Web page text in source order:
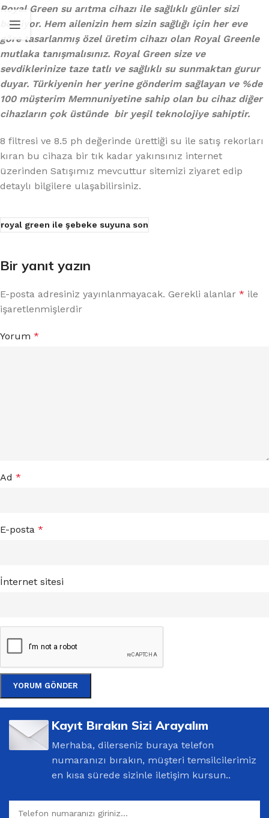
Royal Green su arıtma cihazı ile sağlıklı günler sizi
bekliyor. Hem ailenizin hem sizin sağlığı için her eve
göre tasarlanmış özel üretim cihazı olan Royal Greenle
mutlaka tanışmalısınız. Royal Green size ve
sevdiklerinize taze tatlı ve sağlıklı su sunmaktan gurur
duyar. Türkiyenin her yerine gönderim sağlayan ve %de
100 müşterim Memnuniyetine sahip olan bu cihaz diğer
cihazların çok üstünde bir yeşil teknolojiye sahiptir.
8 filtresi ve 8.5 ph değerinde ürettiği su ile satış rekorları
kıran bu cihaza bir tık kadar yakınsınız internet
üzerinden Satışımız mevcuttur sitemizi ziyaret edip
detaylı bilgilere ulaşabilirsiniz.
royal green ile şebeke suyuna son
Bir yanıt yazın
E-posta adresiniz yayınlanmayacak. Gerekli alanlar * ile
işaretlenmişlerdir
Yorum *
Ad *
E-posta *
İnternet sitesi
Kayıt Bırakın Sizi Arayalım
Merhaba, dilerseniz buraya telefon
numaranızı bırakın, müşteri temsilcilerimiz
en kısa sürede sizinle iletişim kursun..